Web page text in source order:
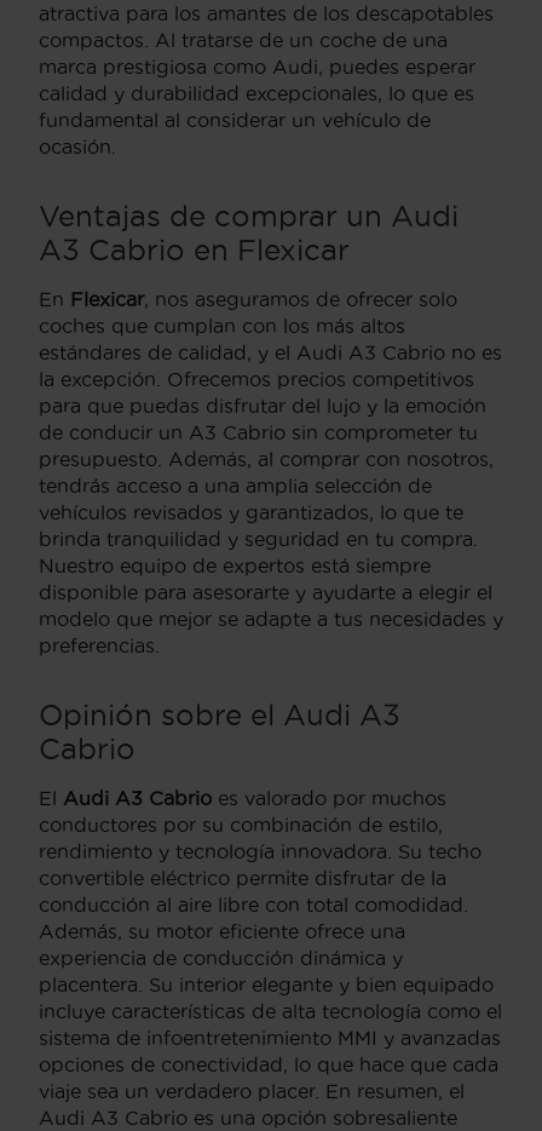
atractiva para los amantes de los descapotables
compactos. Al tratarse de un coche de una
marca prestigiosa como Audi, puedes esperar
calidad y durabilidad excepcionales, lo que es
fundamental al considerar un vehículo de
ocasión.
Ventajas de comprar un Audi
A3 Cabrio en Flexicar
En Flexicar, nos aseguramos de ofrecer solo
coches que cumplan con los más altos
estándares de calidad, y el Audi A3 Cabrio no es
la excepción. Ofrecemos precios competitivos
para que puedas disfrutar del lujo y la emoción
de conducir un A3 Cabrio sin comprometer tu
presupuesto. Además, al comprar con nosotros,
tendrás acceso a una amplia selección de
vehículos revisados y garantizados, lo que te
brinda tranquilidad y seguridad en tu compra.
Nuestro equipo de expertos está siempre
disponible para asesorarte y ayudarte a elegir el
modelo que mejor se adapte a tus necesidades y
preferencias.
Opinión sobre el Audi A3
Cabrio
El Audi A3 Cabrio es valorado por muchos
conductores por su combinación de estilo,
rendimiento y tecnología innovadora. Su techo
convertible eléctrico permite disfrutar de la
conducción al aire libre con total comodidad.
Además, su motor eficiente ofrece una
experiencia de conducción dinámica y
placentera. Su interior elegante y bien equipado
incluye características de alta tecnología como el
sistema de infoentretenimiento MMI y avanzadas
opciones de conectividad, lo que hace que cada
viaje sea un verdadero placer. En resumen, el
Audi A3 Cabrio es una opción sobresaliente